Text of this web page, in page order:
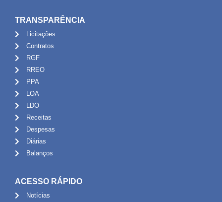
TRANSPARÊNCIA
Licitações
Contratos
RGF
RREO
PPA
LOA
LDO
Receitas
Despesas
Diárias
Balanços
ACESSO RÁPIDO
Notícias